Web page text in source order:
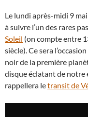
Le lundi après-midi 9
à suivre l’un des rares
Soleil (on compte entre
siècle). Ce sera
noir de la première
disque éclatant de notre
rappellera letransit de